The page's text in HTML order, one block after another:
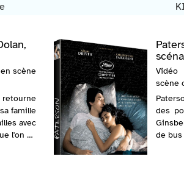
scène
retourne
famille
avec
l'on se
Vidéo
scène
des
de